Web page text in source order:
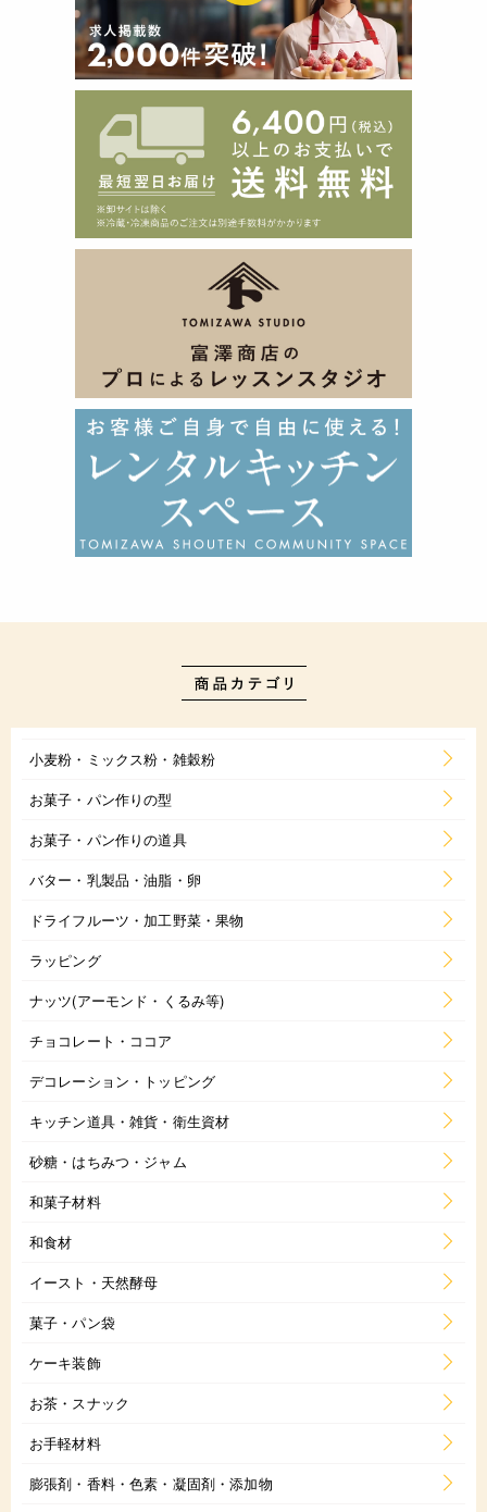
小麦粉・ミックス粉・雑穀粉
お菓子・パン作りの型
お菓子・パン作りの道具
バター・乳製品・油脂・卵
ドライフルーツ・加工野菜・果物
ラッピング
ナッツ(アーモンド・くるみ等)
チョコレート・ココア
デコレーション・トッピング
キッチン道具・雑貨・衛生資材
砂糖・はちみつ・ジャム
和菓子材料
和食材
イースト・天然酵母
菓子・パン袋
ケーキ装飾
お茶・スナック
お手軽材料
膨張剤・香料・色素・凝固剤・添加物